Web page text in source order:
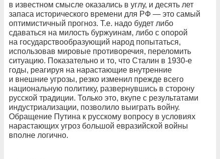
в известном смысле оказались в углу, и десять лет
запаса исторического времени для РФ — это самый
оптимистичный прогноз. Т.е. надо будет либо
сдаваться на милость буржуинам, либо с опорой
на государствообразующий народ попытаться,
использовав мировые противоречия, переломить
ситуацию. Показательно и то, что Сталин в 1930-е
годы, реагируя на нарастающие внутренние
и внешние угрозы, резко изменил прежде всего
национальную политику, развернувшись в сторону
русской традиции. Только это, вкупе с результатами
индустриализации, позволило выиграть войну.
Обращение Путина к русскому вопросу в условиях
нарастающих угроз большой евразийской войны
вполне логично.